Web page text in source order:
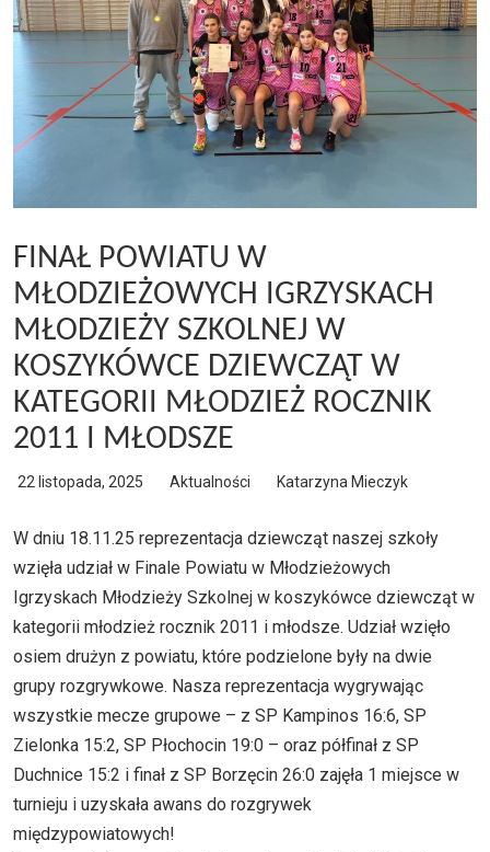
FINAŁ POWIATU W
MŁODZIEŻOWYCH IGRZYSKACH
MŁODZIEŻY SZKOLNEJ W
KOSZYKÓWCE DZIEWCZĄT W
KATEGORII MŁODZIEŻ ROCZNIK
2011 I MŁODSZE
22 listopada, 2025 Aktualności Katarzyna Mieczyk
W dniu 18.11.25 reprezentacja dziewcząt naszej szkoły
wzięła udział w Finale Powiatu w Młodzieżowych
Igrzyskach Młodzieży Szkolnej w koszykówce dziewcząt w
kategorii młodzież rocznik 2011 i młodsze. Udział wzięło
osiem drużyn z powiatu, które podzielone były na dwie
grupy rozgrywkowe. Nasza reprezentacja wygrywając
wszystkie mecze grupowe – z SP Kampinos 16:6, SP
Zielonka 15:2, SP Płochocin 19:0 – oraz półfinał z SP
Duchnice 15:2 i finał z SP Borzęcin 26:0 zajęła 1 miejsce w
turnieju i uzyskała awans do rozgrywek
międzypowiatowych!